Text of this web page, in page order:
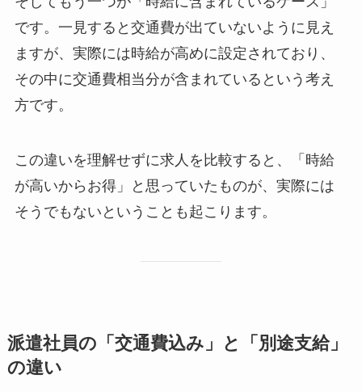
です。一見すると交通費が出ていないように見え
ますが、実際には時給が高めに設定されており、
その中に交通費相当分が含まれているという考え
方です。
この違いを理解せずに求人を比較すると、「時給
が高いからお得」と思っていたものが、実際には
そうでもないということも起こります。
派遣社員の「交通費込み」と「別途支給」
の違い